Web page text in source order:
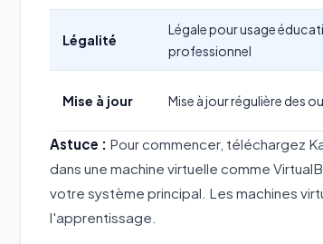
Légalité
Légale pour usage
professionnel
Mise à jour Mise à jour régulière des
Astuce : Pour commencer, téléchargez
dans une machine virtuelle comme
votre système principal. Les machines
l'apprentissage.